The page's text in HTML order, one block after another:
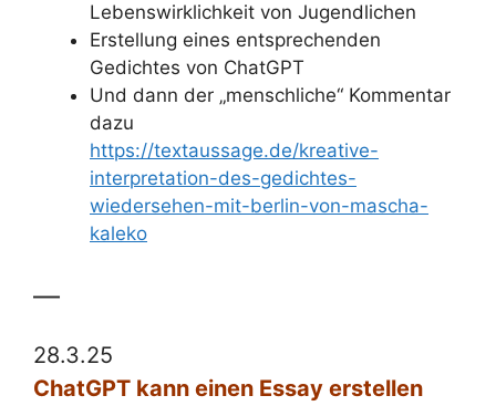
Lebenswirklichkeit von Jugendlichen
Erstellung eines entsprechenden
Gedichtes von ChatGPT
Und dann der „menschliche“ Kommentar
dazu
https://textaussage.de/kreative-
interpretation-des-gedichtes-
wiedersehen-mit-berlin-von-mascha-
kaleko
—
28.3.25
ChatGPT kann einen Essay erstellen